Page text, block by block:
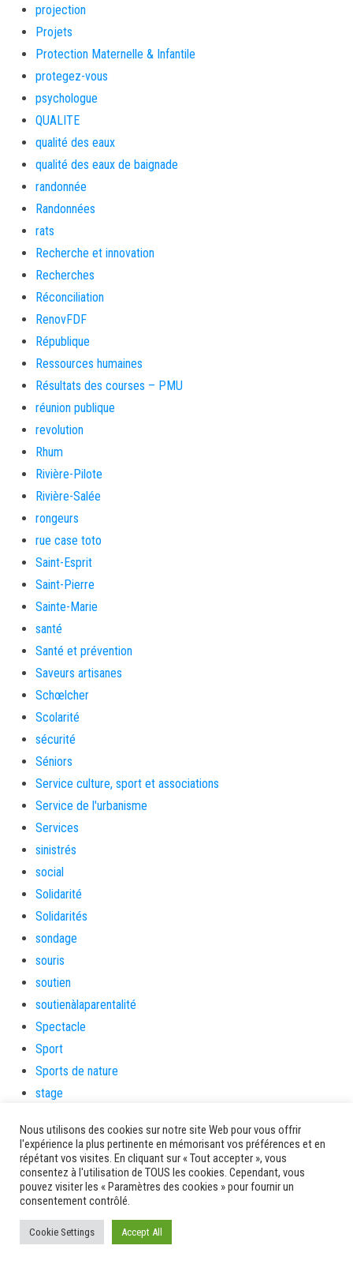
projection
Projets
Protection Maternelle & Infantile
protegez-vous
psychologue
QUALITE
qualité des eaux
qualité des eaux de baignade
randonnée
Randonnées
rats
Recherche et innovation
Recherches
Réconciliation
RenovFDF
République
Ressources humaines
Résultats des courses – PMU
réunion publique
revolution
Rhum
Rivière-Pilote
Rivière-Salée
rongeurs
rue case toto
Saint-Esprit
Saint-Pierre
Sainte-Marie
santé
Santé et prévention
Saveurs artisanes
Schœlcher
Scolarité
sécurité
Séniors
Service culture, sport et associations
Service de l'urbanisme
Services
sinistrés
social
Solidarité
Solidarités
sondage
souris
soutien
soutienàlaparentalité
Spectacle
Sport
Sports de nature
stage
tambour
tambours
tempetetropicale
Terres de patrimoine et de culture
Terres gourmandes
théâtre
Nous utilisons des cookies sur notre site Web pour vous offrir
l'expérience la plus pertinente en mémorisant vos préférences et en
répétant vos visites. En cliquant sur « Tout accepter », vous
consentez à l'utilisation de TOUS les cookies. Cependant, vous
pouvez visiter les « Paramètres des cookies » pour fournir un
consentement contrôlé.
Cookie Settings Accept All